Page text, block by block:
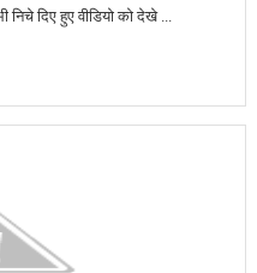
दिए हुए वीडियो को देखे ...